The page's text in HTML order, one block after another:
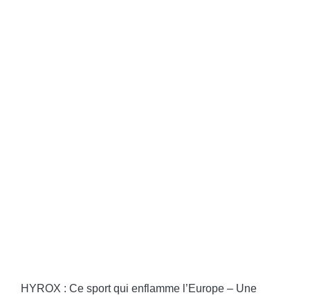
HYROX : Ce sport qui enflamme l’Europe – Une